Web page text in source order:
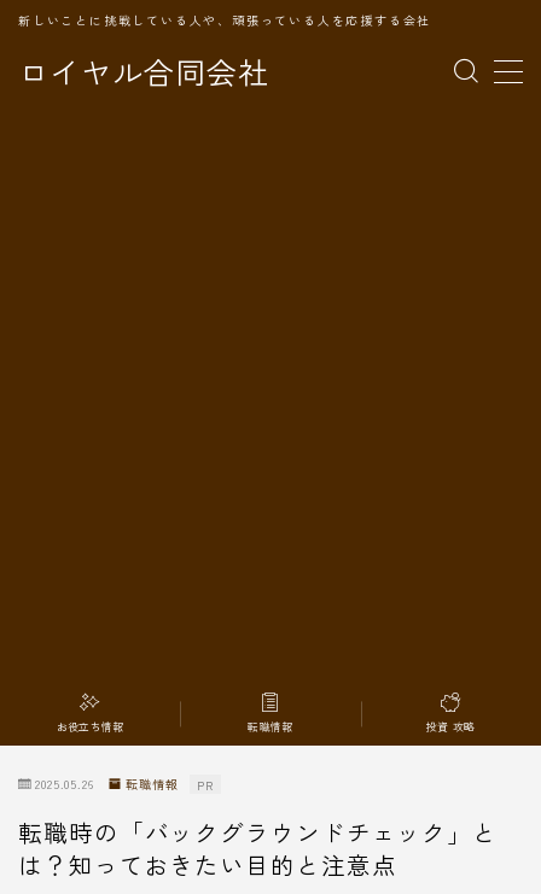
ロイヤル合同会社
新しいことに挑戦している人や、頑張っている人を応援する会社
MENU
お役立ち情報 転職情報 投資 攻略
2025.05.26 転職情報 PR
転職時の「バックグラウンドチェック」と
は？知っておきたい目的と注意点